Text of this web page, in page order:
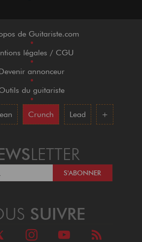
de Guitariste.com
•
légales / CGU
•
annonceur
•
du guitariste
•
Crunch Lead +
LETTER
SUIVRE